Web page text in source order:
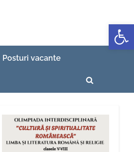
Posturi vacante
Toggle
form